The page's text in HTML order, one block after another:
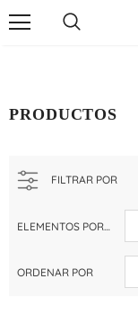
PRODUCTOS
FILTRAR POR
ELEMENTOS POR PÁGINA
ORDENAR POR